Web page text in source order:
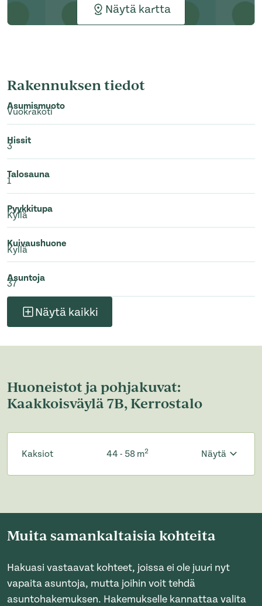
Näytä kartta
Rakennuksen tiedot
Asumismuoto
Vuokrakoti
Hissit
3
Talosauna
1
Pyykkitupa
Kyllä
Kuivaushuone
Kyllä
Asuntoja
37
Näytä kaikki
Huoneistot ja pohjakuvat:
Kaakkoisväylä 7B, Kerrostalo
Kaksiot 44 - 58 m2 Näytä
Muita samankaltaisia kohteita
Hakuasi vastaavat kohteet, joissa ei ole juuri nyt
vapaita asuntoja, mutta joihin voit tehdä
asuntohakemuksen. Hakemukselle kannattaa valita